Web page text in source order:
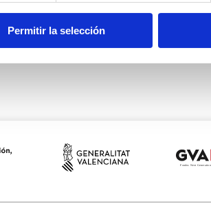
Permitir la selección
De Cala en Cala